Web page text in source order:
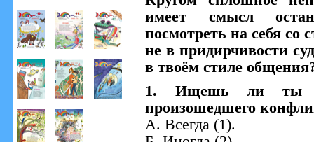
имеет смысл
посмотреть на себя со
не в придирчивости
в твоём стиле
1. Ищешь ли ты
произошедшего
А. Всегда (1).